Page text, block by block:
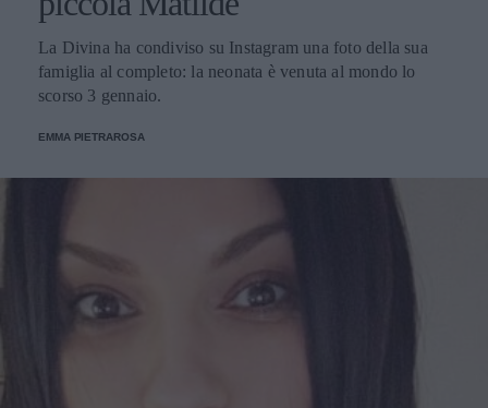
La Divina ha condiviso su Instagram una foto della sua
famiglia al completo: la neonata è venuta al mondo lo
scorso 3 gennaio.
EMMA PIETRAROSA